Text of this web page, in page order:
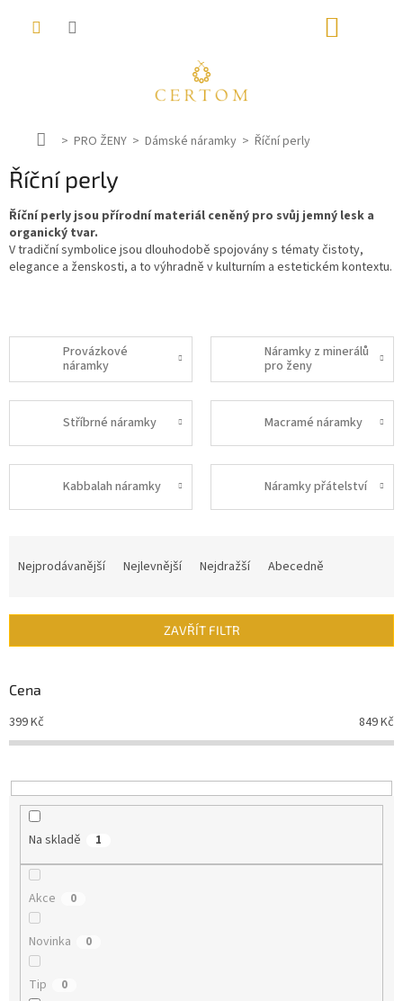
D
m
PRO ŽENY Dámské náramky Říční perly
Říční perly
Říční perly jsou přírodní materiál ceněný pro svůj jemný lesk a
organický tvar.
V tradiční symbolice jsou dlouhodobě spojovány s tématy čistoty,
elegance a ženskosti, a to výhradně v kulturním a estetickém kontextu.
Provázkové
náramky
Náramky z minerálů
pro ženy
Stříbrné náramky Macramé náramky
Kabbalah náramky Náramky přátelství
í
r
o
d
u
t
ů
Nejprodávanější Nejlevnější Nejdražší Abecedně
ZAVŘÍT FILTR
Cena
399Kč 849Kč
Na skladě 1
Akce 0
Novinka 0
Tip 0